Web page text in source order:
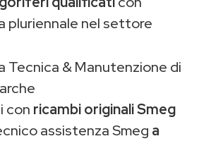
pluriennale nel settore
Tecnica & Manutenzione di
con ricambi originali Smeg
assistenza Smeg a